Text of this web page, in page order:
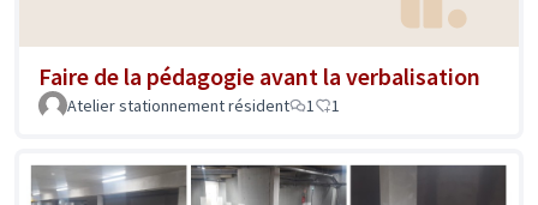
Faire de la pédagogie avant la verbalisation
Atelier stationnement résident 1 1